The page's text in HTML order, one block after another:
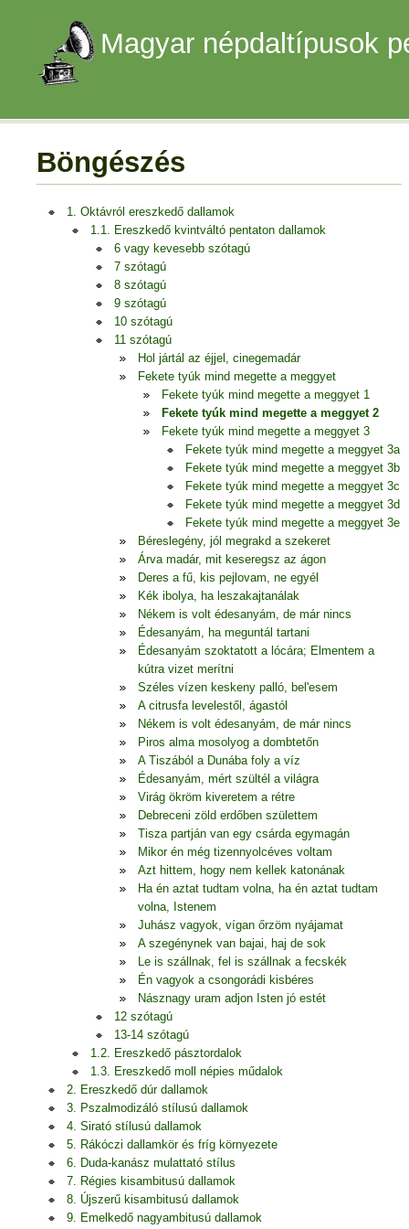
Magyar népdaltípusok
Böngészés
1. Oktávról ereszkedő dallamok
1.1. Ereszkedő kvintváltó pentaton dallamok
6 vagy kevesebb szótagú
7 szótagú
8 szótagú
9 szótagú
10 szótagú
11 szótagú
Hol jártál az éjjel, cinegemadár
Fekete tyúk mind megette a meggyet
Fekete tyúk mind megette a meggyet 1
Fekete tyúk mind megette a meggyet 2
Fekete tyúk mind megette a meggyet 3
Fekete tyúk mind megette a meggyet 3a
Fekete tyúk mind megette a meggyet 3b
Fekete tyúk mind megette a meggyet 3c
Fekete tyúk mind megette a meggyet 3d
Fekete tyúk mind megette a meggyet 3e
Béreslegény, jól megrakd a szekeret
Árva madár, mit keseregsz az ágon
Deres a fű, kis pejlovam, ne egyél
Kék ibolya, ha leszakajtanálak
Nékem is volt édesanyám, de már nincs
Édesanyám, ha meguntál tartani
Édesanyám szoktatott a lócára; Elmentem a
kútra vizet merítni
Széles vízen keskeny palló, bel'esem
A citrusfa levelestől, ágastól
Nékem is volt édesanyám, de már nincs
Piros alma mosolyog a dombtetőn
A Tiszából a Dunába foly a víz
Édesanyám, mért szültél a világra
Virág ökröm kiveretem a rétre
Debreceni zöld erdőben születtem
Tisza partján van egy csárda egymagán
Mikor én még tizennyolcéves voltam
Azt hittem, hogy nem kellek katonának
Ha én aztat tudtam volna, ha én aztat tudtam
volna, Istenem
Juhász vagyok, vígan őrzöm nyájamat
A szegénynek van bajai, haj de sok
Le is szállnak, fel is szállnak a fecskék
Én vagyok a csongorádi kisbéres
Násznagy uram adjon Isten jó estét
12 szótagú
13-14 szótagú
1.2. Ereszkedő pásztordalok
1.3. Ereszkedő moll népies műdalok
2. Ereszkedő dúr dallamok
3. Pszalmodizáló stílusú dallamok
4. Sirató stílusú dallamok
5. Rákóczi dallamkör és fríg környezete
6. Duda-kanász mulattató stílus
7. Régies kisambitusú dallamok
8. Újszerű kisambitusú dallamok
9. Emelkedő nagyambitusú dallamok